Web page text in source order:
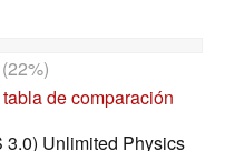
de comparación
3.0) Unlimited Physics